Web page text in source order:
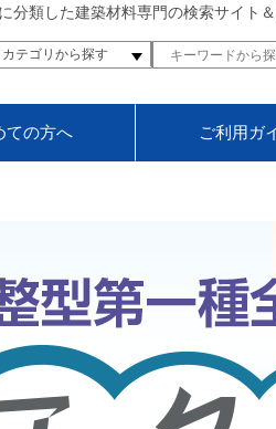
分類した建築材料専門の検索サイト
カテゴリから探す
ての方へ ご利用ガ